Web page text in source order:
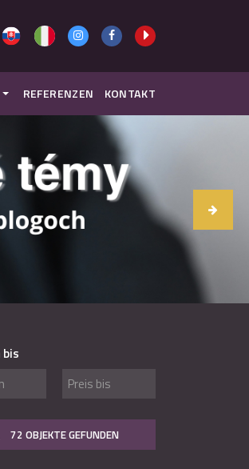
REFERENZEN KONTAKT
bis
72 OBJEKTE GEFUNDEN